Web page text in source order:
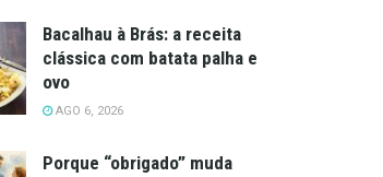
Bacalhau à Brás: a receita
clássica com batata palha e
ovo
AGO 6, 2026
Porque “obrigado” muda